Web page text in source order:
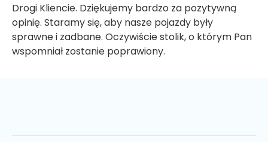
Drogi Kliencie. Dziękujemy bardzo za pozytywną
opinię. Staramy się, aby nasze pojazdy były
sprawne i zadbane. Oczywiście stolik, o którym Pan
wspomniał zostanie poprawiony.